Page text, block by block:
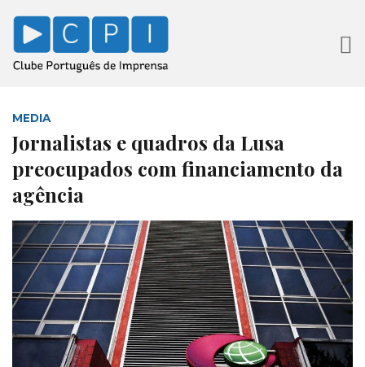
MEDIA
Jornalistas e quadros da Lusa
preocupados com financiamento da
agência